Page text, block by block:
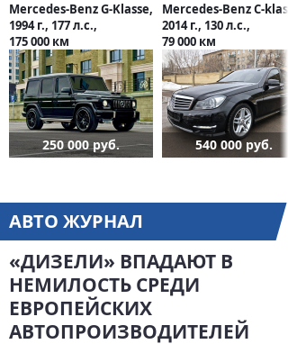
Mercedes-Benz G-Klasse,
1994 г., 177 л.с.,
175 000 км
250 000 руб.
Mercedes-Benz C-
2014 г., 130 л.с.,
79 000 км
540 000 руб.
АВТО ЖУРНАЛ
«ДИЗЕЛИ» ВПАДАЮТ В
НЕМИЛОСТЬ СРЕДИ
ЕВРОПЕЙСКИХ
АВТОПРОИЗВОДИТЕЛЕЙ